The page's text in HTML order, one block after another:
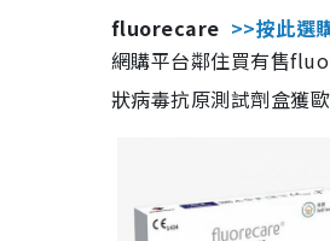
fluorecare >>按此選
網購平台鄰住買有售
狀病毒抗原測試劑盒獲